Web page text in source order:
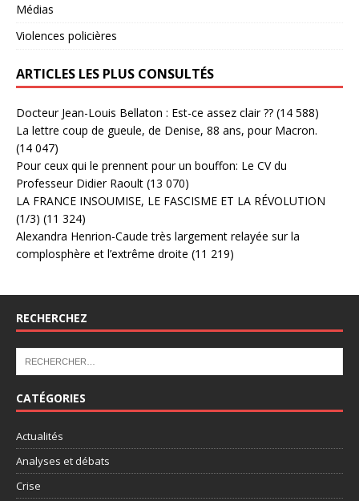
Médias
Violences policières
ARTICLES LES PLUS CONSULTÉS
Docteur Jean-Louis Bellaton : Est-ce assez clair ?? (14 588)
La lettre coup de gueule, de Denise, 88 ans, pour Macron.
(14 047)
Pour ceux qui le prennent pour un bouffon: Le CV du
Professeur Didier Raoult (13 070)
LA FRANCE INSOUMISE, LE FASCISME ET LA RÉVOLUTION
(1/3) (11 324)
Alexandra Henrion-Caude très largement relayée sur la
complosphère et l’extrême droite (11 219)
RECHERCHEZ
CATÉGORIES
Actualités
Analyses et débats
Crise